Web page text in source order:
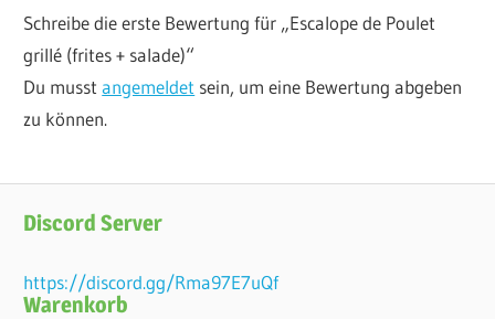
Schreibe die erste Bewertung für „Escalope de Poulet
grillé (frites + salade)“
Du musstangemeldet sein, um eine Bewertung abgeben
zu können.
Discord Server
https://discord.gg/Rma97E7uQf
Warenkorb